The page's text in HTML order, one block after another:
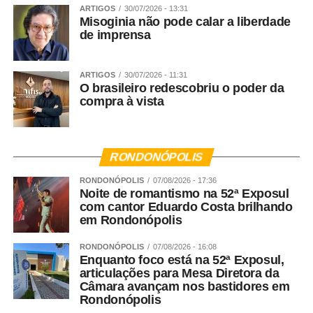
tenra infância até a fase da faculdade, é a forma mais
eficaz. Temos que incluir nos currículos escolares o que é
a violência contra a mulher, o que causa essa violência
dentro da sociedade, como ela atinge o quadro familiar e
a sociedade. Os presídios brasileiros estão cheios de
pessoas que foram vítimas de violência doméstica na
infância, ou que presenciaram essa violência. Por essa
razão eu defendo que a educação é a forma que temos
prazo.
Veja Mais:
Ranchos são demolidos para evitar
atividade econômica em área embargada
Agora vamos falar do Nudem. Quais são as maiores
demandas do Núcleo?
Rosana Leite – A criação do Nudem aconteceu em 2014,
ARTIGOS 30/07/2026 - 13:31
Misoginia não pode calar a liberdade
de imprensa
ARTIGOS 30/07/2026 - 11:31
O brasileiro redescobriu o poder da
compra à vista
RONDONÓPOLIS
RONDONÓPOLIS 07/08/2026 - 17:36
Noite de romantismo na 52ª Exposul
com cantor Eduardo Costa brilhando
em Rondonópolis
RONDONÓPOLIS 07/08/2026 - 16:08
Enquanto foco está na 52ª Exposul,
articulações para Mesa Diretora da
Câmara avançam nos bastidores em
Rondonópolis